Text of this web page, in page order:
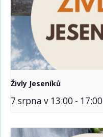
Živly Jeseníků
7 srpna v 13:00 - 17:00